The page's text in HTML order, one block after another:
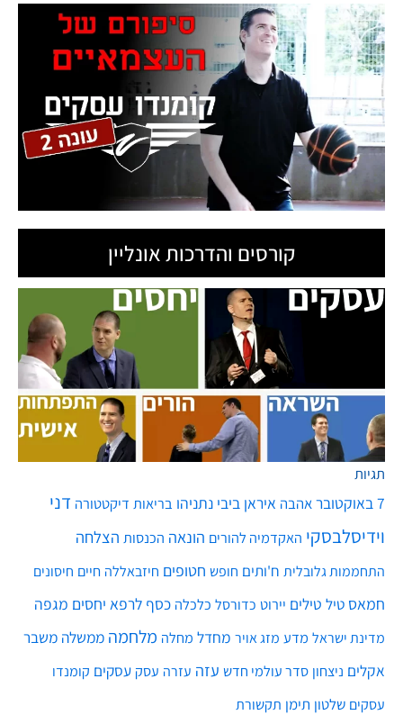
קורסים והדרכות אונליין
תגיות
7 באוקטובר אהבה איראן ביבי נתניהו בריאות דיקטטורה דני
וידיסלבסקי האקדמיה להורים הונאה הכנסות הצלחה
התחממות גלובלית ח'ותים חופש חטופים חיזבאללה חיים חיסונים
חמאס טיל טילים יירוט כדורסל כלכלה כסף לרפא יחסים מגפה
מדינת ישראל מדע מזג אויר מחדל מחלה מלחמה ממשלה משבר
אקלים ניצחון סדר עולמי חדש עזה עזרה עסק עסקים קומנדו
עסקים שלטון תימן תקשורת